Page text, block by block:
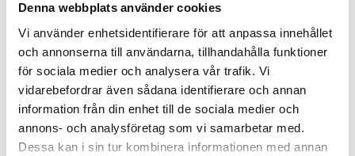
Denna webbplats använder cookies
Vi använder enhetsidentifierare för att anpassa innehållet
och annonserna till användarna, tillhandahålla funktioner
för sociala medier och analysera vår trafik. Vi
vidarebefordrar även sådana identifierare och annan
information från din enhet till de sociala medier och
annons- och analysföretag som vi samarbetar med.
Dessa kan i sin tur kombinera informationen med annan
Först och främst, sköt om gräsmattan
genom att klippa och gödsla den
regelbundet. Dessutom är det viktigt att
ge växterna regelbunden vattning för att
säkerställa deras välmående.
Ge växterna regelbunden vattning
Vidare, för att underlätta bevattningen i